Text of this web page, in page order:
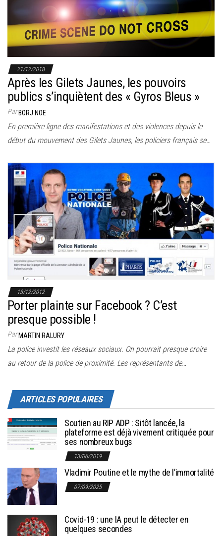
21/12/2018
Après les Gilets Jaunes, les pouvoirs
publics s’inquiètent des « Gyros Bleus »
ParBORJ NOE
En première ligne des manifestations et des violences depuis le
début du mouvement des Gilets Jaunes, les policiers français se…
13/12/2012
Porter plainte sur Facebook ? C’est
presque possible !
ParMARTIN RALURY
La police investit les réseaux sociaux. On pourrait presque croire
au retour de la police de proximité. Les représentants de…
ARTICLES POPULAIRES
Soutien au RIP ADP : Sitôt lancée, la
plateforme est déjà vivement critiquée pour
ses nombreux bugs
13/06/2019
Vladimir Poutine et le mythe de l’immortalité
07/09/2025
Covid-19 : une IA peut le détecter en
quelques secondes